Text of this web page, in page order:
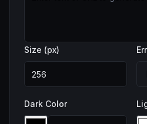
Size (px)
Dark Color